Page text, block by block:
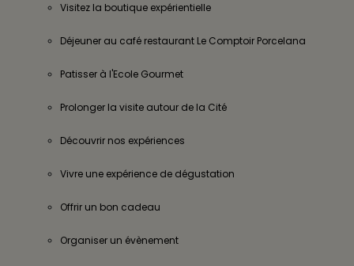
Visitez la boutique expérientielle
Déjeuner au café restaurant Le Comptoir Porcelana
Patisser à l'Ecole Gourmet
Prolonger la visite autour de la Cité
Découvrir nos expériences
Vivre une expérience de dégustation
Offrir un bon cadeau
Organiser un évènement